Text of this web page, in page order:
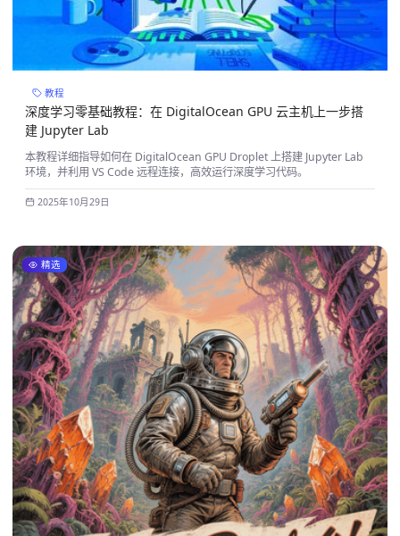
教程
深度学习零基础教程：在 DigitalOcean GPU 云主机上一步搭
建 Jupyter Lab
本教程详细指导如何在 DigitalOcean GPU Droplet 上搭建 Jupyter Lab
环境，并利用 VS Code 远程连接，高效运行深度学习代码。
2025年10月29日
精选